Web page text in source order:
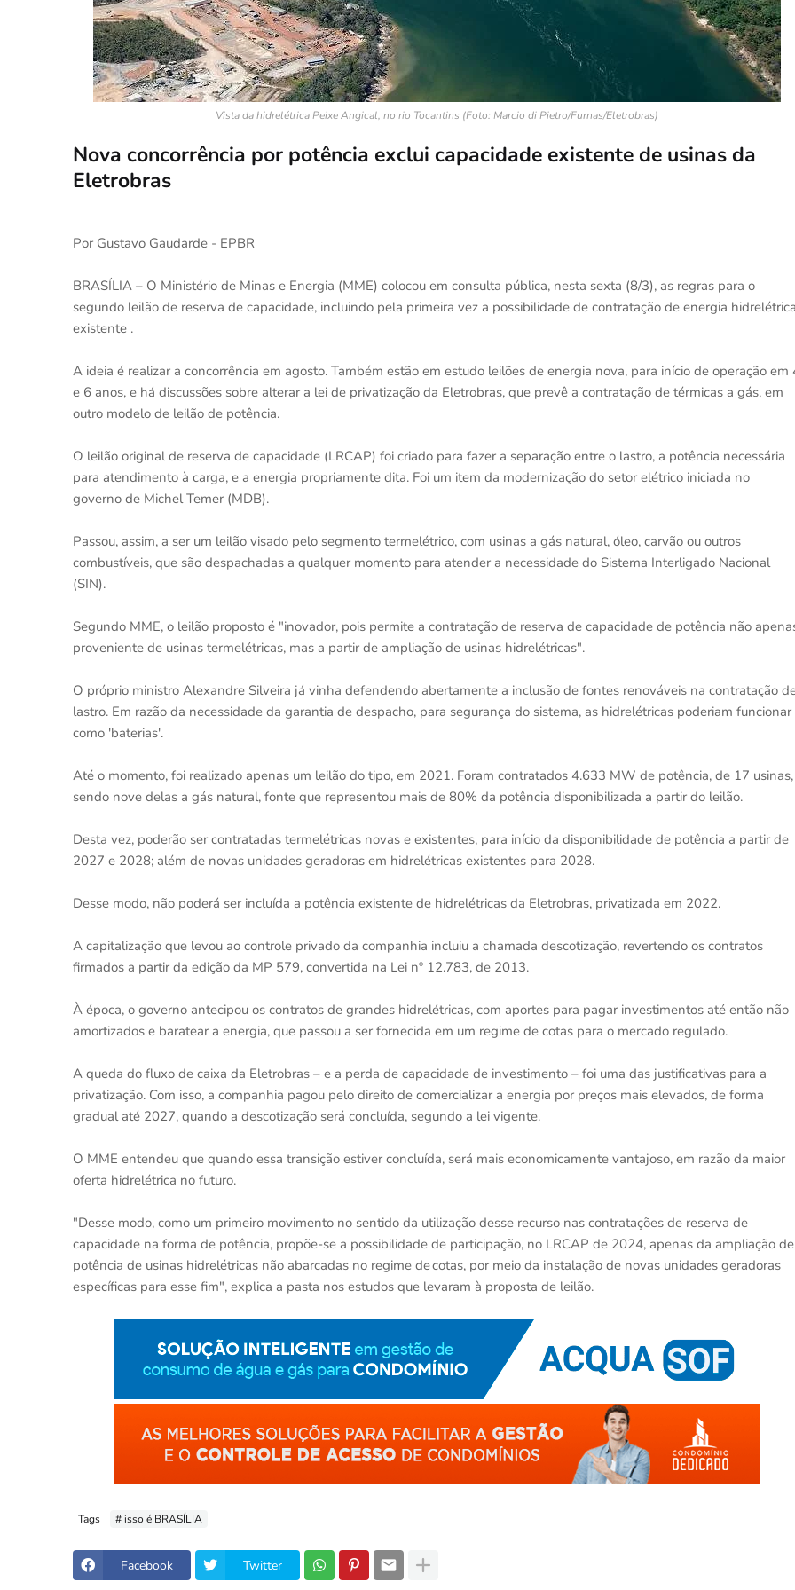
Vista da hidrelétrica Peixe Angical, no rio Tocantins (Foto: Marcio di Pietro/Furnas/Eletrobras)
Nova concorrência por potência exclui capacidade existente de usinas da
Eletrobras
Por Gustavo Gaudarde - EPBR
BRASÍLIA – O Ministério de Minas e Energia (MME) colocou em consulta pública, nesta sexta (8/3), as regras para o
segundo leilão de reserva de capacidade, incluindo pela primeira vez a possibilidade de contratação de energia
existente .
A ideia é realizar a concorrência em agosto. Também estão em estudo leilões de energia nova, para início de operação em
e 6 anos, e há discussões sobre alterar a lei de privatização da Eletrobras, que prevê a contratação de térmicas a gás, em
outro modelo de leilão de potência.
O leilão original de reserva de capacidade (LRCAP) foi criado para fazer a separação entre o lastro, a potência necessária
para atendimento à carga, e a energia propriamente dita. Foi um item da modernização do setor elétrico iniciada no
governo de Michel Temer (MDB).
Passou, assim, a ser um leilão visado pelo segmento termelétrico, com usinas a gás natural, óleo, carvão ou outros
combustíveis, que são despachadas a qualquer momento para atender a necessidade do Sistema Interligado Nacional
(SIN).
Segundo MME, o leilão proposto é "inovador, pois permite a contratação de reserva de capacidade de potência não
proveniente de usinas termelétricas, mas a partir de ampliação de usinas hidrelétricas".
O próprio ministro Alexandre Silveira já vinha defendendo abertamente a inclusão de fontes renováveis na contratação
lastro. Em razão da necessidade da garantia de despacho, para segurança do sistema, as hidrelétricas poderiam funcionar
como 'baterias'.
Até o momento, foi realizado apenas um leilão do tipo, em 2021. Foram contratados 4.633 MW de potência, de 17 usinas,
sendo nove delas a gás natural, fonte que representou mais de 80% da potência disponibilizada a partir do leilão.
Desta vez, poderão ser contratadas termelétricas novas e existentes, para início da disponibilidade de potência a partir de
2027 e 2028; além de novas unidades geradoras em hidrelétricas existentes para 2028.
Desse modo, não poderá ser incluída a potência existente de hidrelétricas da Eletrobras, privatizada em 2022.
A capitalização que levou ao controle privado da companhia incluiu a chamada descotização, revertendo os contratos
firmados a partir da edição da MP 579, convertida na Lei nº 12.783, de 2013.
À época, o governo antecipou os contratos de grandes hidrelétricas, com aportes para pagar investimentos até então não
amortizados e baratear a energia, que passou a ser fornecida em um regime de cotas para o mercado regulado.
A queda do fluxo de caixa da Eletrobras – e a perda de capacidade de investimento – foi uma das justificativas para a
privatização. Com isso, a companhia pagou pelo direito de comercializar a energia por preços mais elevados, de forma
gradual até 2027, quando a descotização será concluída, segundo a lei vigente.
O MME entendeu que quando essa transição estiver concluída, será mais economicamente vantajoso, em razão da maior
oferta hidrelétrica no futuro.
"Desse modo, como um primeiro movimento no sentido da utilização desse recurso nas contratações de reserva de
capacidade na forma de potência, propõe-se a possibilidade de participação, no LRCAP de 2024, apenas da ampliação de
potência de usinas hidrelétricas não abarcadas no regime de cotas, por meio da instalação de novas unidades geradoras
específicas para esse fim", explica a pasta nos estudos que levaram à proposta de leilão.
Tags # isso é BRASÍLIA
Facebook Twitter